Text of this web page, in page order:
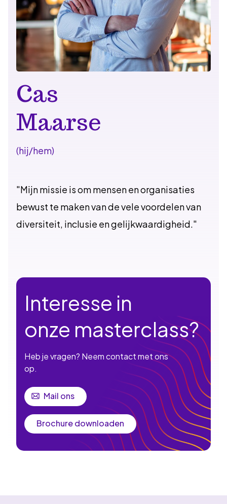
Cas
Maarse
(hij/hem)
"Mijn missie is om mensen en organisaties
bewust te maken van de vele voordelen van
diversiteit, inclusie en gelijkwaardigheid."
Interesse in
onze masterclass?
Heb je vragen? Neem contact met ons
op.
Mail ons
Brochure downloaden